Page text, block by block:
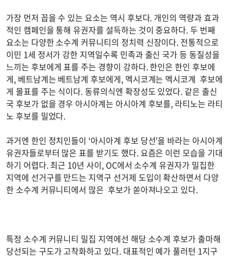
가장 먼저 꼽을 수 있는 요소는 역시 후보다. 개인의 역량과 효과
적인 캠페인을 통해 유권자를 설득하는 것이 중요하다. 두 번째
요소는 다양한 소수계 커뮤니티의 정치력 신장이다. 전통적으로
이민 1세 정서가 강한 지역일수록 민족과 출신 국가 등 동질성을
느끼는 후보에게 표를 주는 경향이 강하다. 한인은 한인 후보에
게, 베트남계는 베트남계 후보에게, 멕시코계는 멕시코계 후보에
게 몰표를 주는 식이다. 동류의식엔 확장성도 있었다. 같은 출신
국 후보가 없을 경우 아시아계는 아시아계 후보를, 라티노는 라티
노 후보를 밀었다.
과거엔 한인 정치인들이 ‘아시아계 후보 당선’을 바라는 아시아계
유권자들로부터 많은 표를 받기도 했다. 요즘은 이런 모습을 기대
하기 어렵다. 최근 10년 사이, OC에서 소수계 유권자가 밀집한
지역에 선거구를 만드는 지역구 선거제 도입이 확산하면서 다양
한 소수계 커뮤니티에서 많은 후보가 쏟아져나오고 있다.
특정 소수계 커뮤니티 밀집 지역에선 해당 소수계 후보가 출마해
당선되는 구도가 고착화하고 있다. 대표적인 예가 풀러턴 1지구